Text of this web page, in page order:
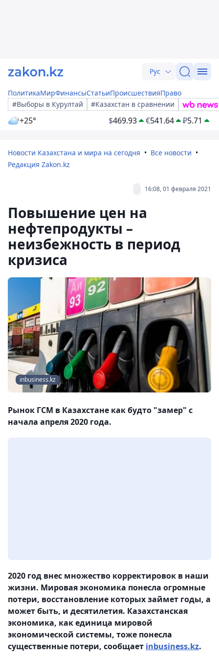
Рус
ПолитикаМирФинансыСтатьиПроисшествияПраво
#Выборы в Курултай
#Казахстан в сравнении
+25° $469.93 €541.64 ₽5.71
Новости Казахстана и мира на сегодня
Все новости
Редакция Zakon.kz
16:08, 01 февраля 2021
Повышение цен на
нефтепродукты –
неизбежность в период
кризиса
inbusiness.kz
Рынок ГСМ в Казахстане как будто "замер" с
начала апреля 2020 года.
2020 год внес множество корректировок в наши
жизни. Мировая экономика понесла огромные
потери, восстановление которых займет годы, а
может быть, и десятилетия. Казахстанская
экономика, как единица мировой
экономической системы, тоже понесла
существенные потери, сообщает inbusiness.kz.